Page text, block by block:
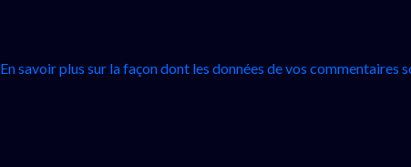
En savoir plus sur la façon dont les données de vos commentaires